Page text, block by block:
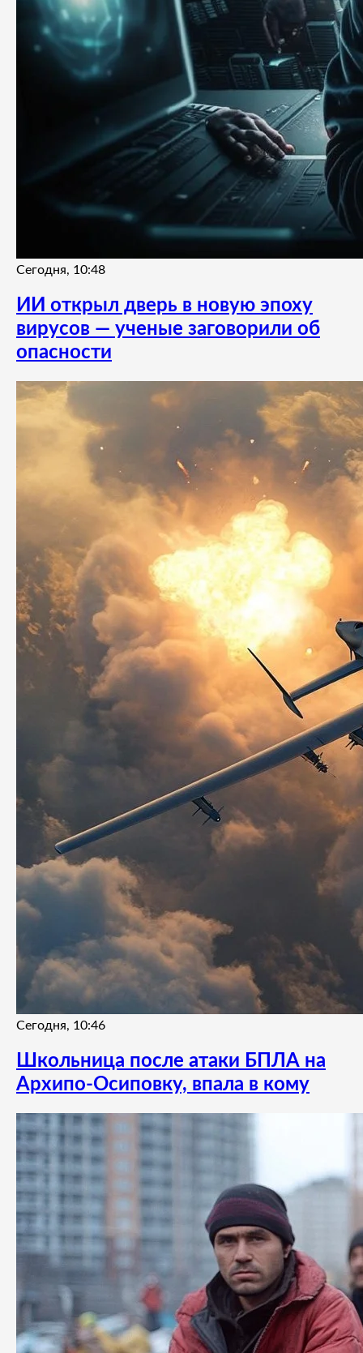
Сегодня, 10:48
ИИ открыл дверь в новую эпоху
вирусов — ученые заговорили об
опасности
Сегодня, 10:46
Школьница после атаки БПЛА на
Архипо-Осиповку, впала в кому